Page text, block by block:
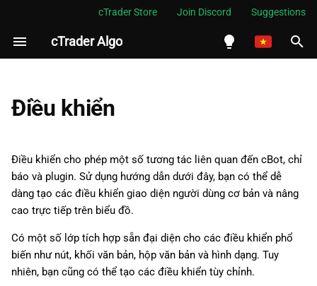
cTrader Store Join Discord Suggestions
cTrader Algo
العربية
Indonesia
Tiếng Việt
한국어
I
i
a
l
z
i
Sự khác biệt giữa điều khiển
và đối tượng biểu đồ
DropZone
ProgressBar
Điều khiển vô hạn
Điều khiển
Điều khiển cho phép một số tương tác liên quan đến cBot, chỉ
báo và plugin. Sử dụng hướng dẫn dưới đây, bạn có thể dễ
dàng tạo các điều khiển giao diện người dùng cơ bản và nâng
cao trực tiếp trên biểu đồ.
Có một số lớp tích hợp sẵn đại diện cho các điều khiển phổ
biến như nút, khối văn bản, hộp văn bản và hình dạng. Tuy
nhiên, bạn cũng có thể tạo các điều khiển tùy chỉnh.